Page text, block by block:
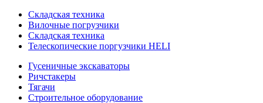
Складская техника
Вилочные погрузчики
Складская техника
Телескопические поргузчики HELI
Гусеничные экскаваторы
Ричстакеры
Тягачи
Строительное оборудование